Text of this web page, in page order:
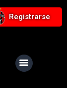
Registrarse